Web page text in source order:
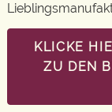
KLICKE
ZU DEN